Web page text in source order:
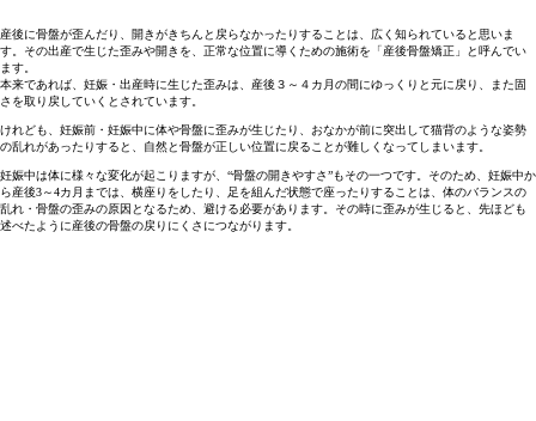
産後に骨盤が歪んだり、開きがきちんと戻らなかったりすることは、広く知られていると思いま
す。その出産で生じた歪みや開きを、正常な位置に導くための施術を「産後骨盤矯正」と呼んでい
ます。
本来であれば、妊娠・出産時に生じた歪みは、産後３～４カ月の間にゆっくりと元に戻り、また固
さを取り戻していくとされています。
けれども、妊娠前・妊娠中に体や骨盤に歪みが生じたり、おなかが前に突出して猫背のような姿勢
の乱れがあったりすると、自然と骨盤が正しい位置に戻ることが難しくなってしまいます。
妊娠中は体に様々な変化が起こりますが、“骨盤の開きやすさ”もその一つです。そのため、妊娠中か
ら産後3～4カ月までは、横座りをしたり、足を組んだ状態で座ったりすることは、体のバランスの
乱れ・骨盤の歪みの原因となるため、避ける必要があります。その時に歪みが生じると、先ほども
述べたように産後の骨盤の戻りにくさにつながります。